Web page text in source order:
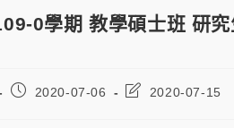
0學期 教學碩士班 研
2020-07-06 2020-07-15